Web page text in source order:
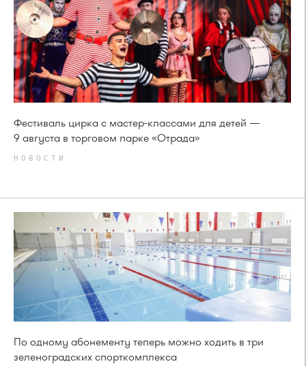
Фестиваль цирка с мастер-классами для детей —
9 августа в торговом парке «Отрада»
НОВОСТИ
По одному абонементу теперь можно ходить в три
зеленоградских спорткомплекса